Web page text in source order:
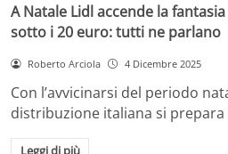
A Natale Lidl accende la
sotto i 20 euro: tutti ne parlano
Roberto Arciola 4 Dicembre 2025
Con l’avvicinarsi del periodo
distribuzione italiana si
Leggi di più